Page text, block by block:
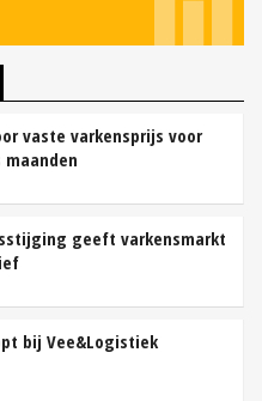
vaste varkensprijs voor
maanden
geeft varkensmarkt
bij Vee&Logistiek